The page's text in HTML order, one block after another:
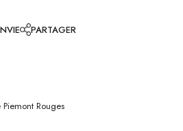
PARTAGER
Rouges